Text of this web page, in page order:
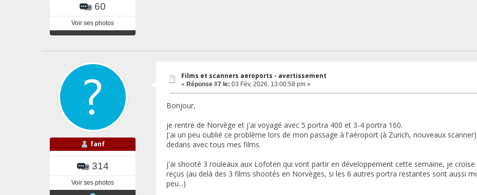
60
Voir ses photos
fanf
314
Voir ses photos
Films et scanners aeroports - avertissement
« Réponse #7 le: 03 Fév, 2026, 13:00:58 pm »
Bonjour,
je rentre de Norvège et j'ai voyagé avec 5 portra 400 et 3-4 portra 160.
J'ai un peu oublié ce problème lors de mon passage à l'aéroport (à Zurich, nouveaux
dedans avec tous mes films.
j'ai shooté 3 rouleaux aux Lofoten qui vont partir en développement cette semaine, je
reçus (au delà des 3 films shootés en Norvèges, si les 6 autres portra restantes sont aussi
peu...)